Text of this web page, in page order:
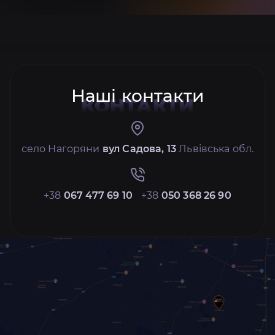
Наші контакти
КОНТАКТИ
село Нагоряни вул Садова, 13 Львівська обл.
+38 067 477 69 10 +38 050 368 26 90